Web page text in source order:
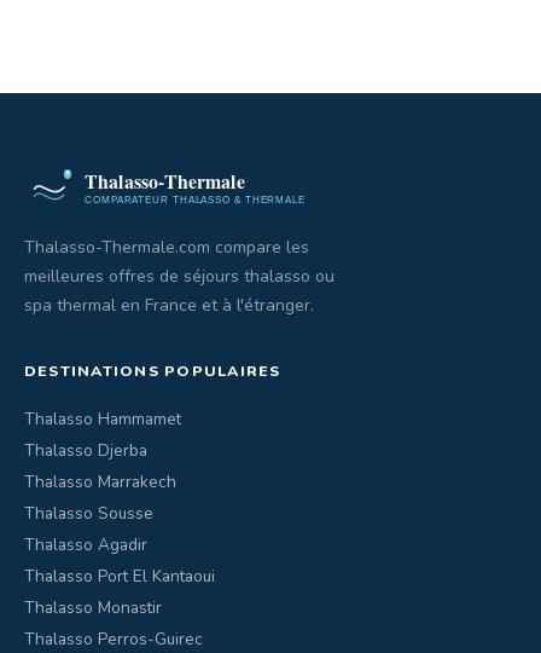
Thalasso-Thermale.com compare les
meilleures offres de séjours thalasso ou
spa thermal en France et à l'étranger.
DESTINATIONS POPULAIRES
Thalasso Hammamet
Thalasso Djerba
Thalasso Marrakech
Thalasso Sousse
Thalasso Agadir
Thalasso Port El Kantaoui
Thalasso Monastir
Thalasso Perros-Guirec